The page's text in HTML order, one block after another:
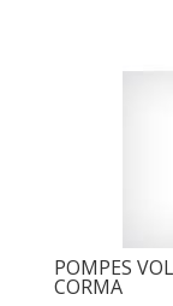
POMPES
CORMA